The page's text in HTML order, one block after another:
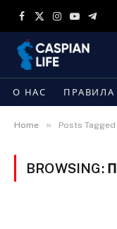
Facebook
X
Instagram
YouTube
О НАС ПРАВИЛА
Home » Posts
BROWSING: